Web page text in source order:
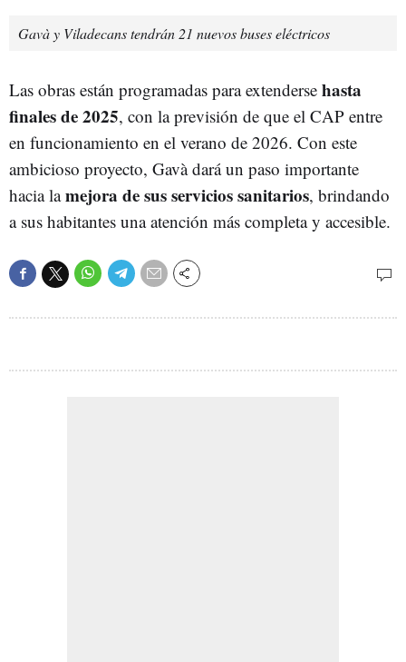
Gavà y Viladecans tendrán 21 nuevos buses eléctricos
Las obras están programadas para extenderse hasta
finales de 2025, con la previsión de que el CAP entre
en funcionamiento en el verano de 2026. Con este
ambicioso proyecto, Gavà dará un paso importante
hacia lamejora de sus servicios sanitarios, brindando
a sus habitantes una atención más completa y accesible.